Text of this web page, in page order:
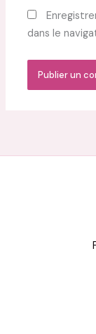
dans le